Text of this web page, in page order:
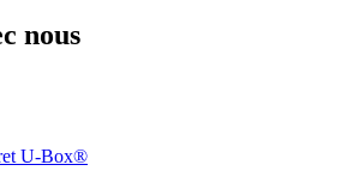
nous
U-Box®